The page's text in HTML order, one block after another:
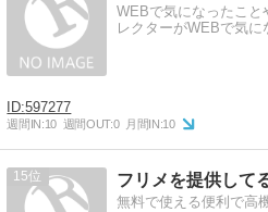
WEBで気になったこと
レクターがWEBで気
597277
週間IN:10 週間OUT:0 月間IN:10
15 フリメを提供して
無料で使える便利で高